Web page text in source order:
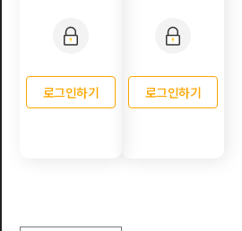
로그인하기 로그인하기